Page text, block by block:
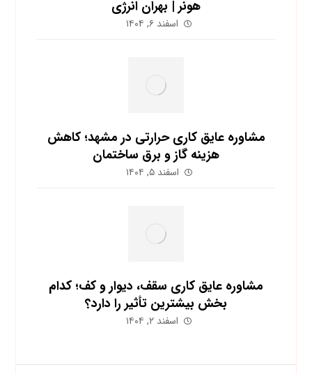
هونر | بهران انرژی
اسفند ۶, ۱۴۰۴
مشاوره عایق کاری حرارتی در مشهد؛ کاهش
هزینه گاز و برق ساختمان
اسفند ۵, ۱۴۰۴
مشاوره عایق کاری سقف، دیوار و کف؛ کدام
بخش بیشترین تأثیر را دارد؟
اسفند ۲, ۱۴۰۴